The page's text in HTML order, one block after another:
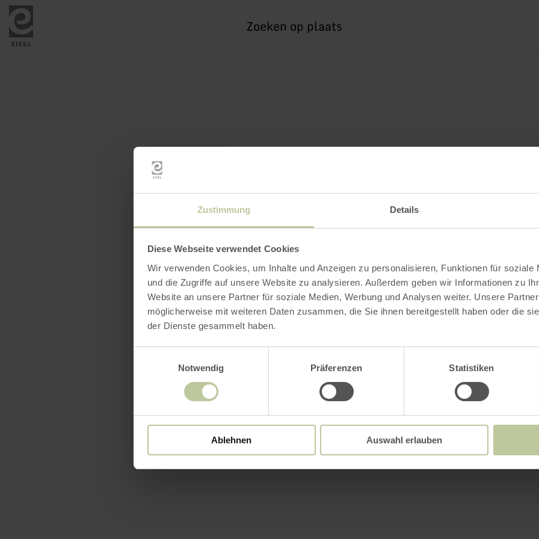
Zustimmung Details
Diese Webseite verwendet Cookies
Wir verwenden Cookies, um Inhalte und Anzeigen zu personalisieren, Funktionen für soziale
und die Zugriffe auf unsere Website zu analysieren. Außerdem geben wir Informationen zu
Website an unsere Partner für soziale Medien, Werbung und Analysen weiter. Unsere
möglicherweise mit weiteren Daten zusammen, die Sie ihnen bereitgestellt haben oder die
der Dienste gesammelt haben.
Notwendig
Präferenzen Statistiken
Ablehnen Auswahl erlauben
zoek